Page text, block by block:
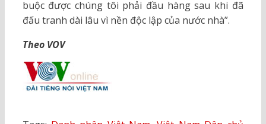
buộc được chúng tôi phải đầu hàng sau khi đã
đấu tranh dài lâu vì nền độc lập của nước nhà”.
Theo VOV